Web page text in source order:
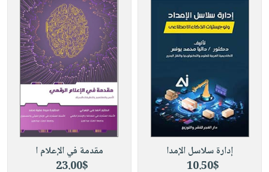
إدارة سلاسل الإمدا
10.50$
مقدمة في الإعلام ا
23.00$